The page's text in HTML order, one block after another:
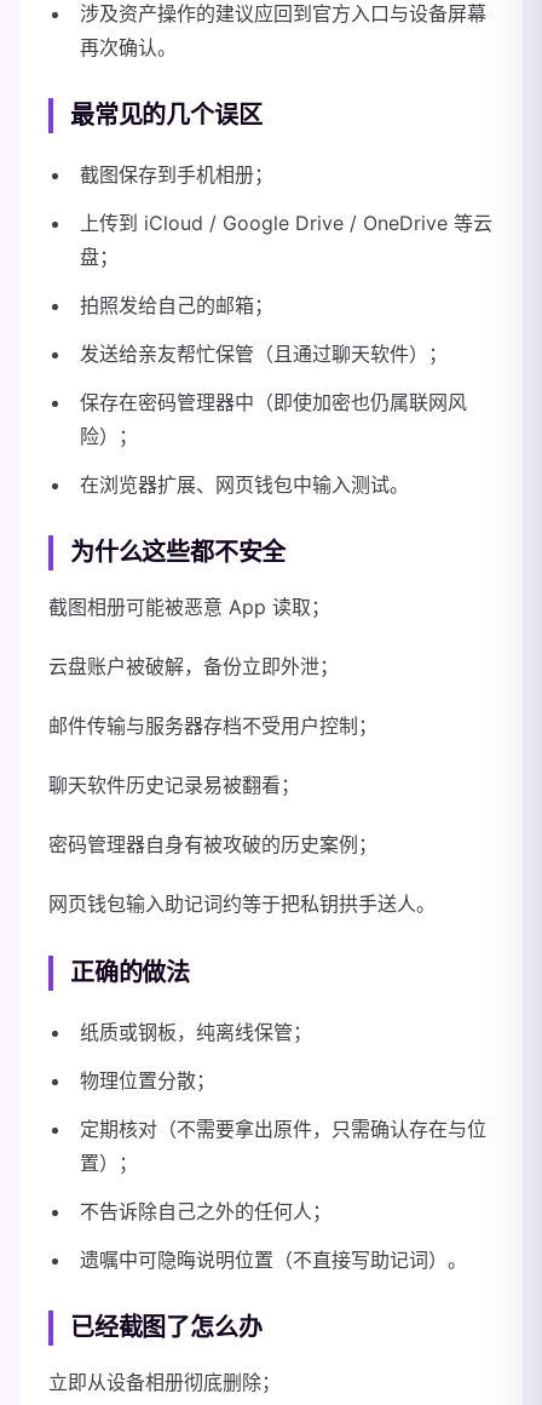
涉及资产操作的建议应回到官方入口与设备屏幕
再次确认。
最常见的几个误区
截图保存到手机相册；
上传到 iCloud / Google Drive / OneDrive 等云
盘；
拍照发给自己的邮箱；
发送给亲友帮忙保管（且通过聊天软件）；
保存在密码管理器中（即使加密也仍属联网风
险）；
在浏览器扩展、网页钱包中输入测试。
为什么这些都不安全
截图相册可能被恶意 App 读取；
云盘账户被破解，备份立即外泄；
邮件传输与服务器存档不受用户控制；
聊天软件历史记录易被翻看；
密码管理器自身有被攻破的历史案例；
网页钱包输入助记词约等于把私钥拱手送人。
正确的做法
纸质或钢板，纯离线保管；
物理位置分散；
定期核对（不需要拿出原件，只需确认存在与位
置）；
不告诉除自己之外的任何人；
遗嘱中可隐晦说明位置（不直接写助记词）。
已经截图了怎么办
立即从设备相册彻底删除；